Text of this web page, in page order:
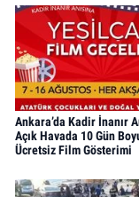
Ankara’da Kadir İnanır
Açık Havada 10 Gün
Ücretsiz Film Gösterimi